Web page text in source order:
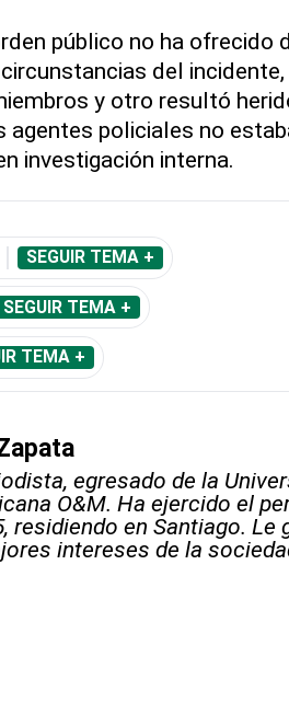
público no ha ofrecido
del
y otro resultó
agentes policiales no
investigación interna.
SEGUIR TEMA +
SEGUIR TEMA +
TEMA +
egresado de la
O&M. Ha ejercido el
residiendo en Santiago. Le
intereses de la